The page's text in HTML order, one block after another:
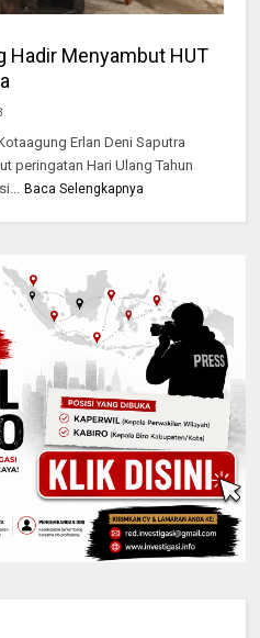
Hadir Menyambut HUT
Erlan Deni Saputra
peringatan Hari Ulang Tahun
Baca Selengkapnya